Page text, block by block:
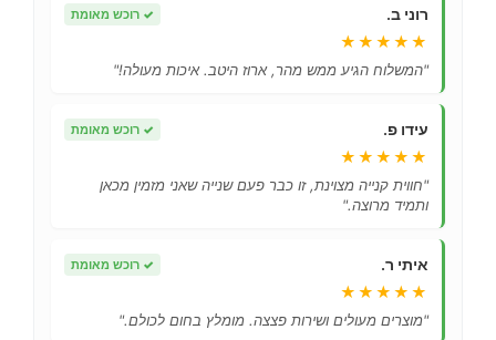
רוני ב. ✓ רוכש מאומת
★★★★★
"המשלוח הגיע ממש מהר, ארוז היטב. איכות מעולה!"
עידו פ. ✓ רוכש מאומת
★★★★★
"חווית קנייה מצוינת, זו כבר פעם שנייה שאני מזמין מכאן
ותמיד מרוצה."
איתי ר. ✓ רוכש מאומת
★★★★★
"מוצרים מעולים ושירות פצצה. מומלץ בחום לכולם."